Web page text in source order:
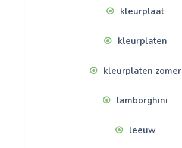
kleurplaat
kleurplaten
kleurplaten zomer
lamborghini
leeuw